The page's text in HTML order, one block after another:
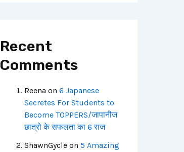
Recent
Comments
Reena on 6 Japanese
Secretes For Students to
Become TOPPERS/जापानीज
छात्रो के सफलता का 6 राज
ShawnGycleon 5 Amazing